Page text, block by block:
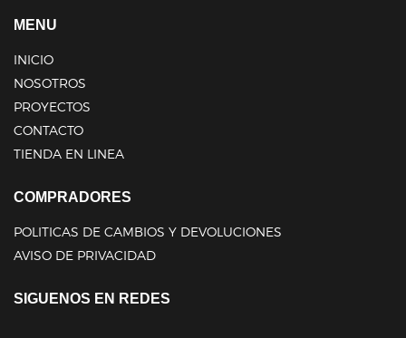
MENU
INICIO
NOSOTROS
PROYECTOS
CONTACTO
TIENDA EN LINEA
COMPRADORES
POLITICAS DE CAMBIOS Y DEVOLUCIONES
AVISO DE PRIVACIDAD
SIGUENOS EN REDES